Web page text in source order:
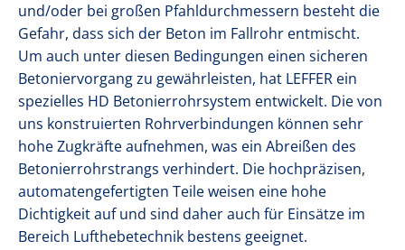
und/oder bei großen Pfahldurchmessern besteht die
Gefahr, dass sich der Beton im Fallrohr entmischt.
Um auch unter diesen Bedingungen einen sicheren
Betoniervorgang zu gewährleisten, hat LEFFER ein
spezielles HD Betonierrohrsystem entwickelt. Die von
uns konstruierten Rohrverbindungen können sehr
hohe Zugkräfte aufnehmen, was ein Abreißen des
Betonierrohrstrangs verhindert. Die hochpräzisen,
automatengefertigten Teile weisen eine hohe
Dichtigkeit auf und sind daher auch für Einsätze im
Bereich Lufthebetechnik bestens geeignet.